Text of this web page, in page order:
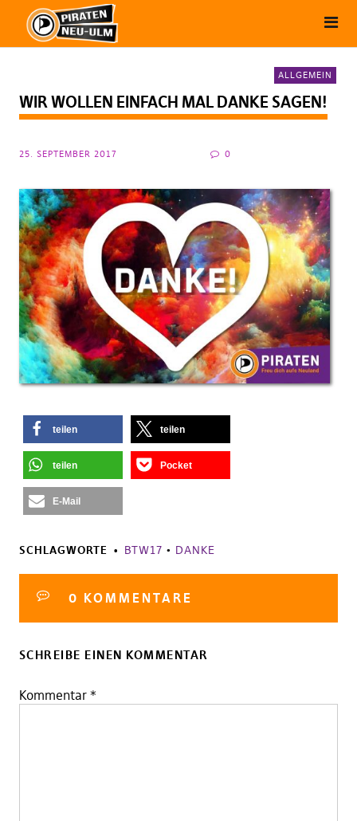
ALLGEMEIN
WIR WOLLEN EINFACH MAL DANKE SAGEN!
25. SEPTEMBER 2017 0
teilen teilen
teilen Pocket
E-Mail
SCHLAGWORTE BTW17 • DANKE
0 KOMMENTARE
SCHREIBE EINEN KOMMENTAR
Kommentar *